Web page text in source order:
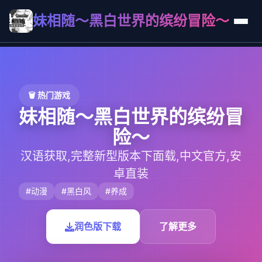
妹相随～黑白世界的缤纷冒险～
🗑️ 热门游戏
妹相随～黑白世界的缤纷冒
险～
汉语获取,完整新型版本下面载,中文官方,安
卓直装
#动漫 #黑白风 #养成
润色版下载 了解更多